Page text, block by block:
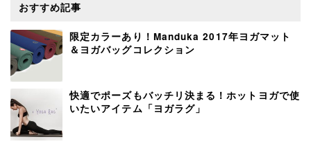
おすすめ記事
限定カラーあり！Manduka 2017年ヨガマット
＆ヨガバッグコレクション
快適でポーズもバッチリ決まる！ホットヨガで使
いたいアイテム「ヨガラグ」